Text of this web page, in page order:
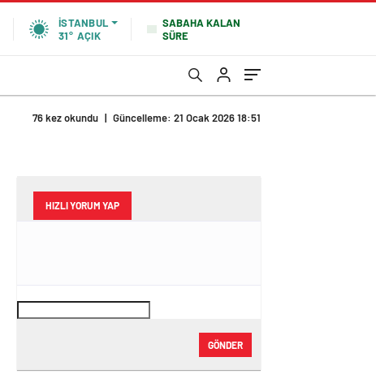
İSTANBUL
31° AÇIK
SABAHA KALAN
SÜRE
76 kez okundu | Güncelleme: 21 Ocak 2026 18:51
HIZLI YORUM YAP
GÖNDER